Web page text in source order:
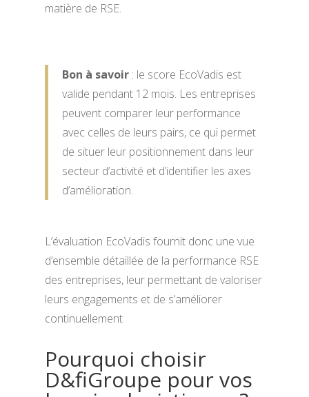
matière de RSE.
Bon à savoir: le score EcoVadis est
valide pendant 12 mois. Les entreprises
peuvent comparer leur performance
avec celles de leurs pairs, ce qui permet
de situer leur positionnement dans leur
secteur d’activité et d’identifier les axes
d’amélioration.
L’évaluation EcoVadis fournit donc une vue
d’ensemble détaillée de la performance RSE
des entreprises, leur permettant de valoriser
leurs engagements et de s’améliorer
continuellement
Pourquoi choisir
D&fiGroupe pour vos